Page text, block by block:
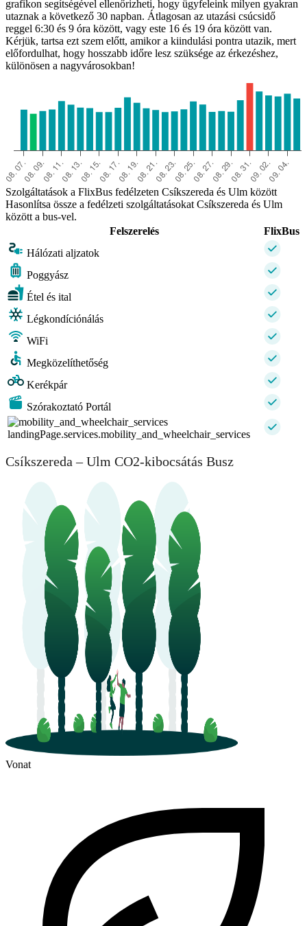
Miercurea-Ciuc
grafikon segítségével ellenőrizheti, hogy ügyfeleink milyen gyakran
utaznak a következő 30 napban. Átlagosan az utazási csúcsidő
reggel 6:30 és 9 óra között, vagy este 16 és 19 óra között van.
Kérjük, tartsa ezt szem előtt, amikor a kiindulási pontra utazik, mert
előfordulhat, hogy hosszabb időre lesz szüksége az érkezéshez,
különösen a nagyvárosokban!
Szolgáltatások a FlixBus fedélzeten Csíkszereda és Ulm között
Hasonlítsa össze a fedélzeti szolgáltatásokat Csíkszereda és Ulm
között a bus-vel.
Felszerelés
FlixBus
Hálózati aljzatok
Poggyász
Étel és ital
Légkondíciónálás
WiFi
Megközelíthetőség
Kerékpár
Szórakoztató Portál
landingPage.services.mobility_and_wheelchair_services
Csíkszereda – Ulm CO2-kibocsátás Busz
Vonat